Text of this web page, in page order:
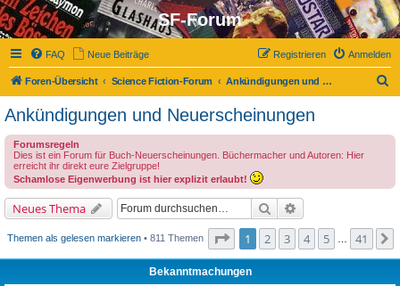
SF-Forum
FAQ Neue Beiträge Anmelden
Registrieren
Foren-Übersicht Science Fiction-Forum Ankündigungen und Neuerscheinungen
Ankündigungen und Neuerscheinungen
Forumsregeln
Dies ist ein Forum für Buch-Neuerscheinungen. Büchermacher und Autoren: Hier
erreicht ihr direkt eure Zielgruppe!
Schamlose Eigenwerbung ist hier explizit erlaubt!
Neues Thema Suche
Themen als gelesen markieren• 811 Themen Seite von
1 2 3 4 5 41
Bekanntmachungen